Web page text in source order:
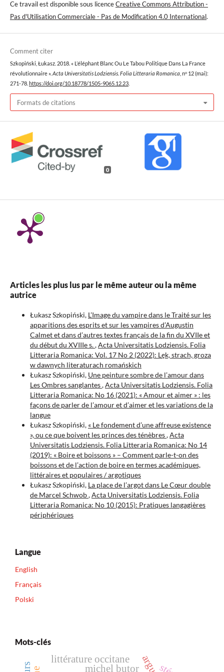
Ce travail est disponible sous licenceCreative Commons Attribution -
Pas d'Utilisation Commerciale - Pas de Modification 4.0 International.
Comment citer
Szkopiński, Łukasz. 2018. « L’éléphant Blanc Ou Le Tabou Politique Dans La France
révolutionnaire ». Acta Universitatis Lodziensis. Folia Litteraria Romanica , nᵒ 12 (mai):
271-78. https://doi.org/10.18778/1505-9065.12.23
Formats de citations
0
Articles les plus lus par le même auteur ou la même
autrice
Łukasz Szkopiński, L’Image du vampire dans le Traité sur les
apparitions des esprits et sur les vampires d’Augustin
Calmet et dans d’autres textes français de la fin du XVIIe et
du début du XVIIIe s.,Acta Universitatis Lodziensis. Folia
Litteraria Romanica: Vol. 17 No 2 (2022): Lęk, strach, groza
w dawnych literaturach romańskich
Łukasz Szkopiński, Une peinture sombre de l’amour dans
Les Ombres sanglantes,Acta Universitatis Lodziensis. Folia
Litteraria Romanica: No 16 (2021): « Amour et aimer » : les
façons de parler de l’amour et d’aimer et les variations de la
langue
Łukasz Szkopiński, « Le fondement d’une affreuse existence
», ou ce que boivent les princes des ténèbres,Acta
Universitatis Lodziensis. Folia Litteraria Romanica: No 14
(2019): « Boire et boissons » – Comment parle-t-on des
boissons et de l’action de boire en termes académiques,
littéraires et populaires / argotiques
Łukasz Szkopiński, La place de l’argot dans Le Cœur double
de Marcel Schwob,Acta Universitatis Lodziensis. Folia
Litteraria Romanica: No 10 (2015): Pratiques langagières
périphériques
Langue
English
Français
Polski
Mots-clés
michel butor
littérature occitane